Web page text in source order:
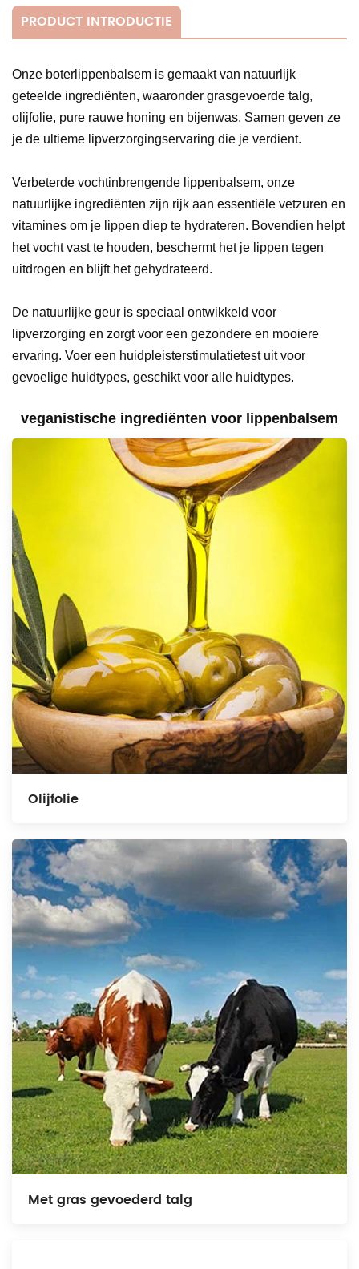
PRODUCT INTRODUCTIE
Onze boterlippenbalsem is gemaakt van natuurlijk
geteelde ingrediënten, waaronder grasgevoerde talg,
olijfolie, pure rauwe honing en bijenwas. Samen geven ze
je de ultieme lipverzorgingservaring die je verdient.
Verbeterde vochtinbrengende lippenbalsem, onze
natuurlijke ingrediënten zijn rijk aan essentiële vetzuren en
vitamines om je lippen diep te hydrateren. Bovendien helpt
het vocht vast te houden, beschermt het je lippen tegen
uitdrogen en blijft het gehydrateerd.
De natuurlijke geur is speciaal ontwikkeld voor
lipverzorging en zorgt voor een gezondere en mooiere
ervaring. Voer een huidpleisterstimulatietest uit voor
gevoelige huidtypes, geschikt voor alle huidtypes.
veganistische ingrediënten voor lippenbalsem
Olijfolie
Met gras gevoederd talg